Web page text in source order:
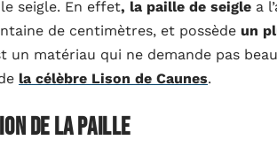
seigle. En effet, la paille de seigle a
de centimètres, et possède un
un matériau qui ne demande pas
la célèbre Lison de Caunes.
de la paille